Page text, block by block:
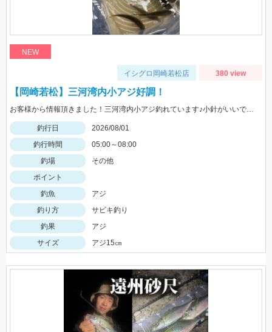
NEW
イシグロ岡崎若松店 380 view
【岡崎若松】三河湾内小アジ好調！
お客様から情報頂きました！三河湾内小アジ釣れています♪小針がいいですよ！針のサイズは3～4号がいいです！
釣行日
2026/08/01
釣行時間
05:00～08:00
釣場
その他
ポイント
釣魚
アジ
釣り方
サビキ釣り
釣果
アジ
サイズ
アジ15㎝